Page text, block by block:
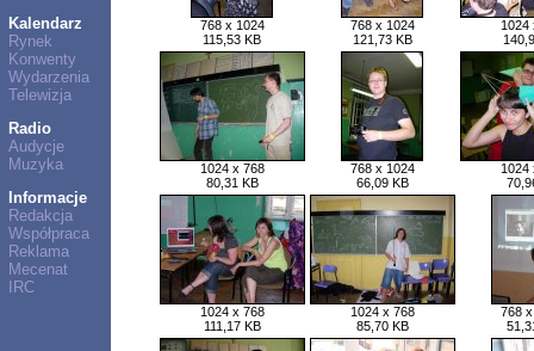
Kalendarz
Rynek
Konwenty
Wydarzenia
Telewizja
Radio
Audycje
Muzyka
Informacje
Redakcja
Współpraca
Reklama
Mecenat
IRC
768 x 1024
115,53 KB
768 x 1024
121,73 KB
1024
1024 x 768
80,31 KB
768 x 1024
66,09 KB
1024
1024 x 768
111,17 KB
1024 x 768
85,70 KB
768